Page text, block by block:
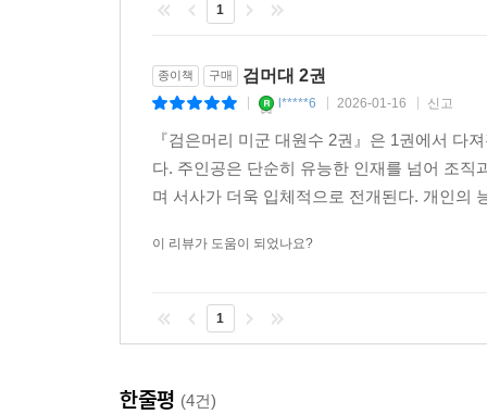
1
종이책 구매 검머대 2권
l*****6 2026-01-16 신고
『검은머리 미군 대원수 2권』은 1권에서 다
다. 주인공은 단순히 유능한 인재를 넘어 조
며 서사가 더욱 입체적으로 전개된다. 개인의
이 리뷰가 도움이 되었나요?
1
한줄평 (4건)